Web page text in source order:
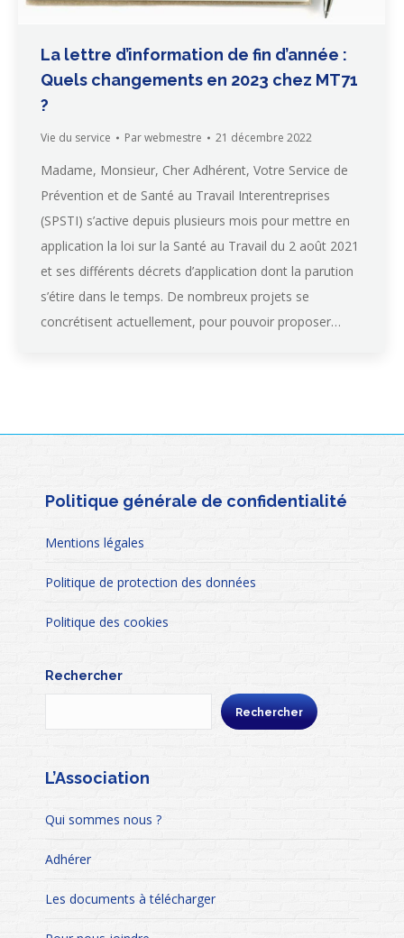
La lettre d’information de fin d’année :
Quels changements en 2023 chez MT71
?
Vie du service Parwebmestre 21 décembre 2022
Madame, Monsieur, Cher Adhérent, Votre Service de
Prévention et de Santé au Travail Interentreprises
(SPSTI) s’active depuis plusieurs mois pour mettre en
application la loi sur la Santé au Travail du 2 août 2021
et ses différents décrets d’application dont la parution
s’étire dans le temps. De nombreux projets se
concrétisent actuellement, pour pouvoir proposer…
Politique générale de confidentialité
Mentions légales
Politique de protection des données
Politique des cookies
Rechercher
Rechercher
L’Association
Qui sommes nous ?
Adhérer
Les documents à télécharger